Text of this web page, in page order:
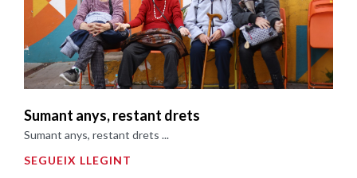
Sumant anys, restant drets
Sumant anys, restant drets ...
SEGUEIX LLEGINT